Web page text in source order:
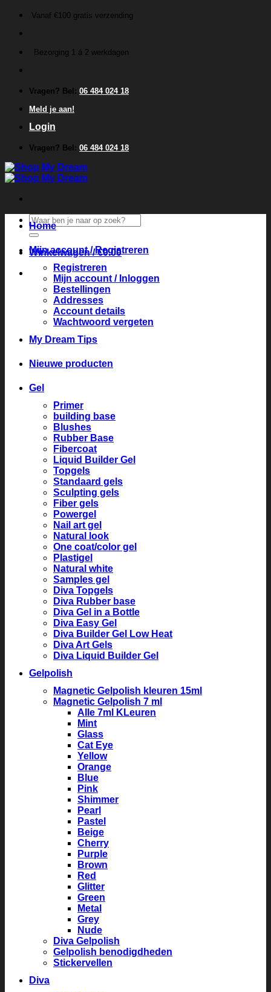
inhoud
Vanaf €100 gratis verzending
Bezorging 1 á 2 werkdagen
Vragen? Bel: 06 484 024 18
Meld je aan!
Login
Vragen? Bel: 06 484 024 18
Zoeken
naar:
Winkelwagen /€0.00
Home
Mijn account / Registreren
Registreren
Mijn account / Inloggen
Bestellingen
Addresses
Account details
Wachtwoord vergeten
My Dream Tips
Nieuwe producten
Gel
Primer
building base
Blushes
Rubber Base
Fibercoat
Liquid Builder Gel
Topgels
Standaard gels
Sculpting gels
Fiber gels
Powergel
Nail art gel
Natural look
One coat/color gel
Plastigel
Natural white
Samples gel
Diva Topgels
Diva Rubber base
Diva Gel in a Bottle
Diva Easy Gel
Diva Builder Gel Low Heat
Diva Art Gels
Diva Liquid Builder Gel
Gelpolish
Magnetic Gelpolish kleuren 15ml
Magnetic Gelpolish 7 ml
Alle 7ml KLeuren
Mint
Glass
Cat Eye
Yellow
Orange
Blue
Pink
Shimmer
Pearl
Pastel
Beige
Cherry
Purple
Brown
Red
Glitter
Green
Metal
Grey
Nude
Diva Gelpolish
Gelpolish benodigdheden
Stickervellen
Diva